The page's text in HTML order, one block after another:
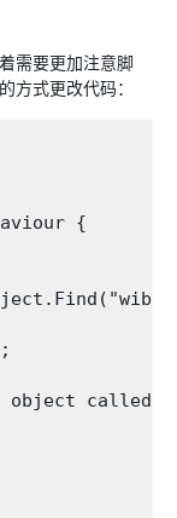
需要更加注意脚
方式更改代码：
{
called